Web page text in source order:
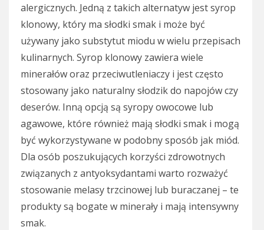
alergicznych. Jedną z takich alternatyw jest syrop
klonowy, który ma słodki smak i może być
używany jako substytut miodu w wielu przepisach
kulinarnych. Syrop klonowy zawiera wiele
minerałów oraz przeciwutleniaczy i jest często
stosowany jako naturalny słodzik do napojów czy
deserów. Inną opcją są syropy owocowe lub
agawowe, które również mają słodki smak i mogą
być wykorzystywane w podobny sposób jak miód.
Dla osób poszukujących korzyści zdrowotnych
związanych z antyoksydantami warto rozważyć
stosowanie melasy trzcinowej lub buraczanej – te
produkty są bogate w minerały i mają intensywny
smak.